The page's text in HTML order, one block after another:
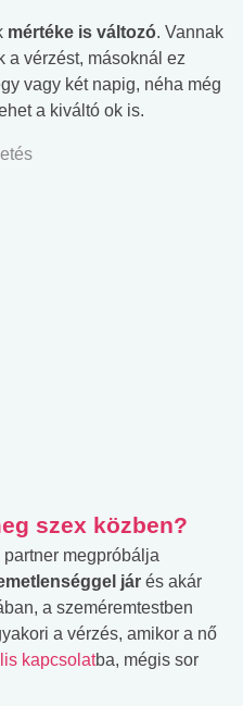
mértéke is változó. Vannak
a vérzést, másoknál ez
vagy két napig, néha még
a kiváltó ok is.
szex közben?
megpróbálja
jár és akár
a szeméremtestben
a vérzés, amikor a nő
kapcsolatba, mégis sor